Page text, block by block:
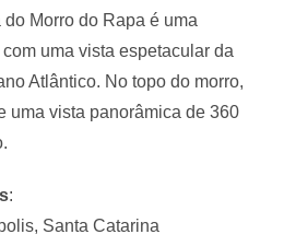
Morro do Rapa é uma
uma vista espetacular da
Atlântico. No topo do morro,
uma vista panorâmica de 360
:
Santa Catarina